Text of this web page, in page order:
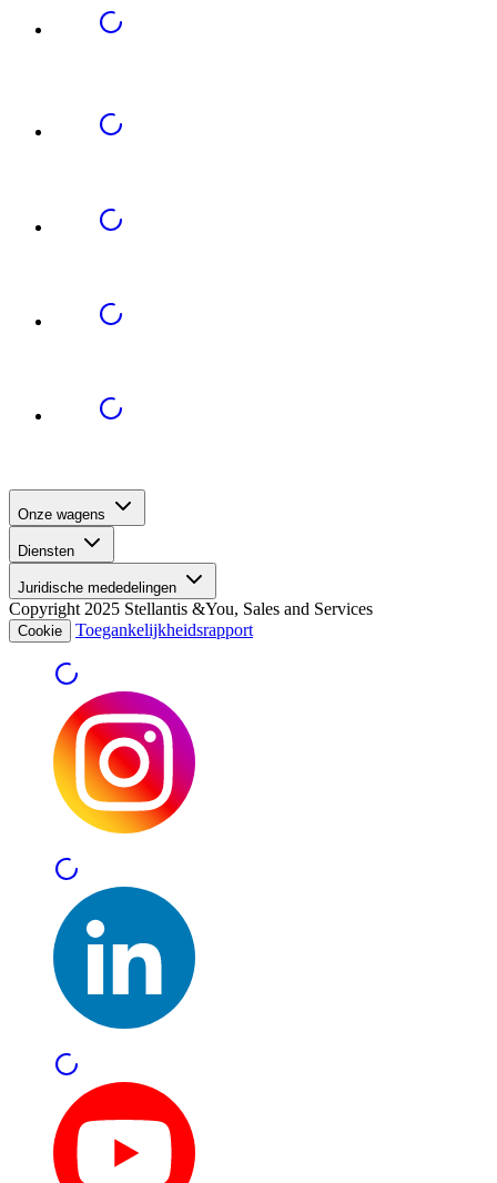
Onze wagens
Diensten
Juridische mededelingen
Copyright 2025 Stellantis &You, Sales and Services
Cookie Toegankelijkheidsrapport